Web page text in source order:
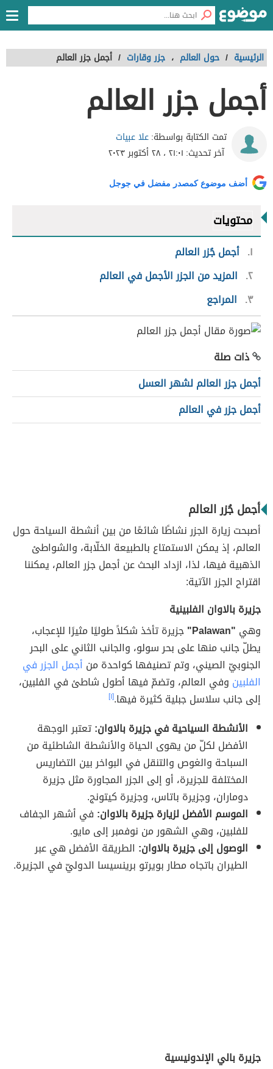
الرئيسية / حول العالم ، جزر وقارات / أجمل جزر العالم
أجمل جزر العالم
تمت الكتابة بواسطة:علا عبيات
آخر تحديث: ٢١:٠١ ، ٢٨ أكتوبر ٢٠٢٣
أضف موضوع كمصدر مفضل في جوجل
محتويات
١ أجمل جُزر العالم
٢ المزيد من الجزر الأجمل في العالم
٣
المراجع
ذات صلة
أجمل جزر العالم لشهر العسل
أجمل جزر في العالم
أجمل جُزر العالم
أصبحت زيارة الجزر نشاطًا شائعًا من بين أنشطة السياحة حول
العالم، إذ يمكن الاستمتاع بالطبيعة الخلّابة، والشواطئ
الذهبية فيها، لذا، ازداد البحث عن أجمل جزر العالم، يمكننا
اقتراح الجزر الآتية:
جزيرة بالاوان الفلبينية
وهي "Palawan"
جزيرة تأخذ شكلاً طوليًا مثيرًا للإعجاب،
يطلّ جانب منها على بحر سولو، والجانب الثاني على البحر
الجنوبيّ الصيني، وتم تصنيفها كواحدة من أجمل الجزر في
الفلبين وفي العالم، وتضمّ فيها أطول شاطئ في الفلبين،
إلى جانب سلاسل جبلية كثيرة فيها.[١]
الأنشطة السياحية في جزيرة بالاوان:تعتبر الوجهة
الأفضل لكلّ من يهوى الحياة والأنشطة الشاطئية من
السباحة والغوص والتنقل في البواخر بين التضاريس
المختلفة للجزيرة، أو إلى الجزر المجاورة مثل جزيرة
دوماران، وجزيرة باتاس، وجزيرة كيتونج.
الموسم الأفضل لزيارة جزيرة بالاوان: في أشهر الجفاف
للفلبين، وهي الشهور من نوفمبر إلى مايو.
الوصول إلى جزيرة بالاوان: الطريقة الأفضل هي عبر
الطيران باتجاه مطار بويرتو برينسيسا الدوليّ في الجزيرة.
جزيرة بالي الإندونيسية